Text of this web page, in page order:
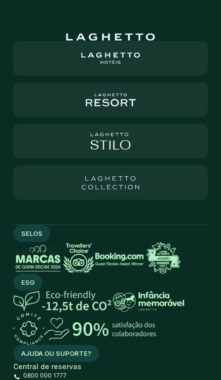
AJUDA OU SUPORTE?
Central de reservas
0800 000 1777
SELOS
ESG